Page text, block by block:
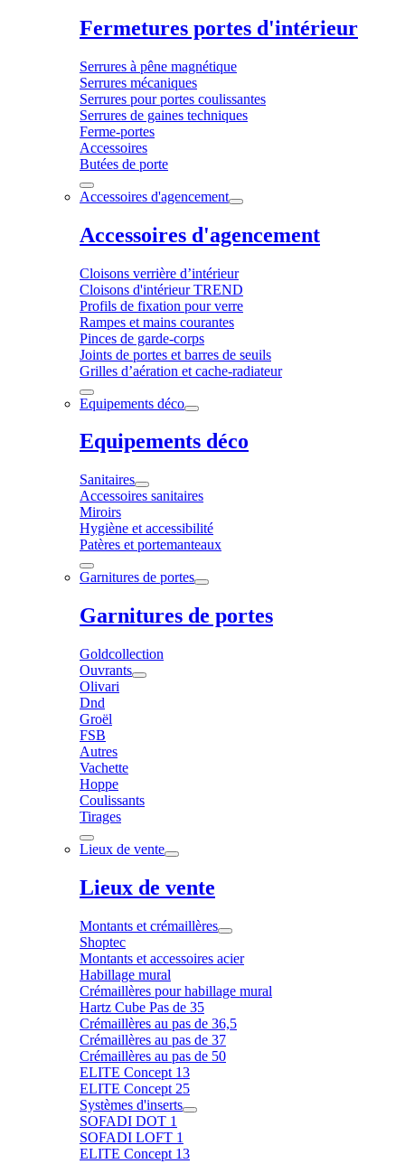
Fermetures portes d'intérieur
Serrures à pêne magnétique
Serrures mécaniques
Serrures pour portes coulissantes
Serrures de gaines techniques
Ferme-portes
Accessoires
Butées de porte
Accessoires d'agencement
Accessoires d'agencement
Cloisons verrière d’intérieur
Cloisons d'intérieur TREND
Profils de fixation pour verre
Rampes et mains courantes
Pinces de garde-corps
Joints de portes et barres de seuils
Grilles d’aération et cache-radiateur
Equipements déco
Equipements déco
Sanitaires
Accessoires sanitaires
Miroirs
Hygiène et accessibilité
Patères et portemanteaux
Garnitures de portes
Garnitures de portes
Goldcollection
Ouvrants
Olivari
Dnd
Groël
FSB
Autres
Vachette
Hoppe
Coulissants
Tirages
Lieux de vente
Lieux de vente
Montants et crémaillères
Shoptec
Montants et accessoires acier
Habillage mural
Crémaillères pour habillage mural
Hartz Cube Pas de 35
Crémaillères au pas de 36,5
Crémaillères au pas de 37
Crémaillères au pas de 50
ELITE Concept 13
ELITE Concept 25
Systèmes d'inserts
SOFADI DOT 1
SOFADI LOFT 1
ELITE Concept 13